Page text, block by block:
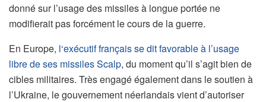
donné sur l’usage des missiles à longue portée ne
modifierait pas forcément le cours de la guerre.
En Europe, l‘exécutif français se dit favorable à l’usage
libre de ses missiles Scalp, du moment qu’il s’agit bien de
cibles militaires. Très engagé également dans le soutien à
l’Ukraine, le gouvernement néerlandais vient d’autoriser